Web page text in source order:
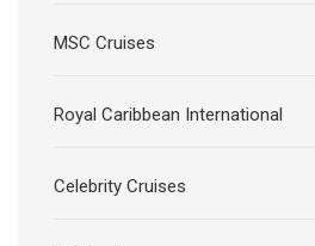
MSC Cruises
Royal Caribbean International
Celebrity Cruises